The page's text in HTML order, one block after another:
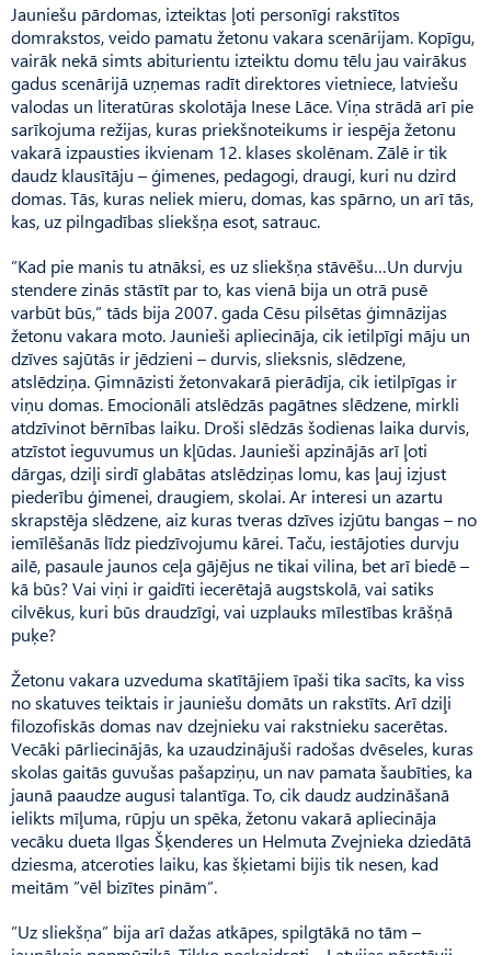
Jauniešu pārdomas, izteiktas ļoti personīgi rakstītos
domrakstos, veido pamatu žetonu vakara scenārijam. Kopīgu,
vairāk nekā simts abiturientu izteiktu domu tēlu jau vairākus
gadus scenārijā uzņemas radīt direktores vietniece, latviešu
valodas un literatūras skolotāja Inese Lāce. Viņa strādā arī pie
sarīkojuma režijas, kuras priekšnoteikums ir iespēja žetonu
vakarā izpausties ikvienam 12. klases skolēnam. Zālē ir tik
daudz klausītāju – ģimenes, pedagogi, draugi, kuri nu dzird
domas. Tās, kuras neliek mieru, domas, kas spārno, un arī tās,
kas, uz pilngadības sliekšņa esot, satrauc.
”Kad pie manis tu atnāksi, es uz sliekšņa stāvēšu…Un durvju
stendere zinās stāstīt par to, kas vienā bija un otrā pusē
varbūt būs,” tāds bija 2007. gada Cēsu pilsētas ģimnāzijas
žetonu vakara moto. Jaunieši apliecināja, cik ietilpīgi māju un
dzīves sajūtās ir jēdzieni – durvis, slieksnis, slēdzene,
atslēdziņa. Ģimnāzisti žetonvakarā pierādīja, cik ietilpīgas ir
viņu domas. Emocionāli atslēdzās pagātnes slēdzene, mirkli
atdzīvinot bērnības laiku. Droši slēdzās šodienas laika durvis,
atzīstot ieguvumus un kļūdas. Jaunieši apzinājās arī ļoti
dārgas, dziļi sirdī glabātas atslēdziņas lomu, kas ļauj izjust
piederību ģimenei, draugiem, skolai. Ar interesi un azartu
skrapstēja slēdzene, aiz kuras tveras dzīves izjūtu bangas – no
iemīlēšanās līdz piedzīvojumu kārei. Taču, iestājoties durvju
ailē, pasaule jaunos ceļa gājējus ne tikai vilina, bet arī biedē –
kā būs? Vai viņi ir gaidīti iecerētajā augstskolā, vai satiks
cilvēkus, kuri būs draudzīgi, vai uzplauks mīlestības krāšņā
puķe?
Žetonu vakara uzveduma skatītājiem īpaši tika sacīts, ka viss
no skatuves teiktais ir jauniešu domāts un rakstīts. Arī dziļi
filozofiskās domas nav dzejnieku vai rakstnieku sacerētas.
Vecāki pārliecinājās, ka uzaudzinājuši radošas dvēseles, kuras
skolas gaitās guvušas pašapziņu, un nav pamata šaubīties, ka
jaunā paaudze augusi talantīga. To, cik daudz audzināšanā
ielikts mīļuma, rūpju un spēka, žetonu vakarā apliecināja
vecāku dueta Ilgas Šķenderes un Helmuta Zvejnieka dziedātā
dziesma, atceroties laiku, kas šķietami bijis tik nesen, kad
meitām ”vēl bizītes pinām”.
”Uz sliekšņa” bija arī dažas atkāpes, spilgtākā no tām –